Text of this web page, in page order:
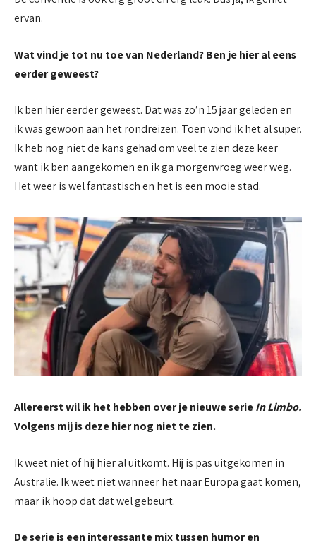
ervan.
Wat vind je tot nu toe van Nederland? Ben je hier al eens
eerder geweest?
Ik ben hier eerder geweest. Dat was zo’n 15 jaar geleden en
ik was gewoon aan het rondreizen. Toen vond ik het al super.
Ik heb nog niet de kans gehad om veel te zien deze keer
want ik ben aangekomen en ik ga morgenvroeg weer weg.
Het weer is wel fantastisch en het is een mooie stad.
Allereerst wil ik het hebben over je nieuwe serieIn Limbo.
Volgens mij is deze hier nog niet te zien.
Ik weet niet of hij hier al uitkomt. Hij is pas uitgekomen in
Australie. Ik weet niet wanneer het naar Europa gaat komen,
maar ik hoop dat dat wel gebeurt.
De serie is een interessante mix tussen humor en